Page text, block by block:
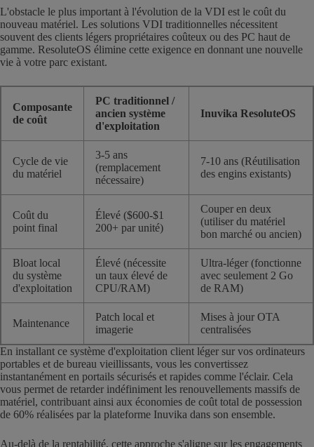
L'obstacle le plus important à l'évolution de la VDI est le coût du
nouveau matériel. Les solutions VDI traditionnelles nécessitent
souvent des clients légers propriétaires coûteux ou des PC haut de
gamme. ResoluteOS élimine cette exigence en donnant une nouvelle
vie à votre parc existant.
Composante
de coût
PC traditionnel /
ancien système
d'exploitation
Inuvika ResoluteOS
Cycle de vie
du matériel
3-5 ans
(remplacement
nécessaire)
7-10 ans (Réutilisation
des engins existants)
Coût du
point final
Élevé ($600-$1
200+ par unité)
Couper en deux
(utiliser du matériel
bon marché ou ancien)
Bloat local
du système
d'exploitation
Élevé (nécessite
un taux élevé de
CPU/RAM)
Ultra-léger (fonctionne
avec seulement 2 Go
de RAM)
Maintenance
Patch local et
imagerie
Mises à jour OTA
centralisées
En installant ce système d'exploitation client léger sur vos ordinateurs
portables et de bureau vieillissants, vous les convertissez
instantanément en portails sécurisés et rapides comme l'éclair. Cela
vous permet de retarder indéfiniment les renouvellements massifs de
matériel, contribuant ainsi aux économies de coût total de possession
de 60% réalisées par la plateforme Inuvika dans son ensemble.
Au-delà de la rentabilité, cette approche s'aligne sur les engagements